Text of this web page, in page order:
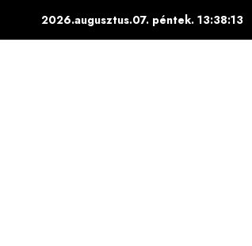
2026.augusztus.07. péntek. 13:38:14